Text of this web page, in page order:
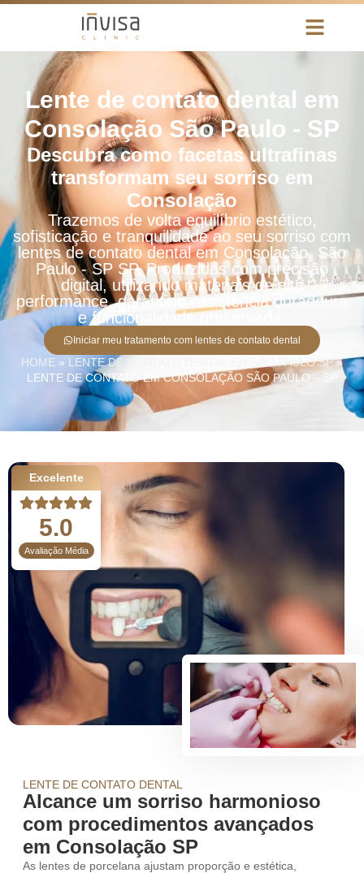
Lente de contato dental em
Consolação São Paulo - SP
Descubra como facetas ultrafinas
transformam seu sorriso em
Consolação
Trazemos de volta equilíbrio estético,
sofisticação e tranquilidade ao seu sorriso com
lentes de contato dental em Consolação, São
Paulo - SP SP. Produzidas com precisão
digital, utilizando materiais de alta
performance, garantem resistência duradoura
e funcionalidade preservada.
Iniciar meu tratamento com lentes de contato dental
HOME » LENTE DE CONTATO DENTAL EM SÃO PAULO SP»
LENTE DE CONTATO EM CONSOLAÇÃO SÃO PAULO – SP
Excelente
5.0
Avaliação Média
LENTE DE CONTATO DENTAL
Alcance um sorriso harmonioso
com procedimentos avançados
em Consolação SP
As lentes de porcelana ajustam proporção e estética,